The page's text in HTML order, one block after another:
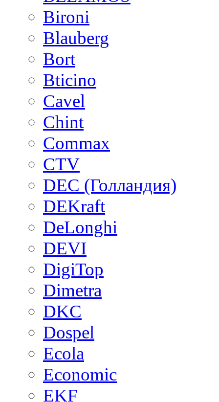
Bironi
Blauberg
Bort
Bticino
Cavel
Chint
Commax
CTV
DEC (Голландия)
DEKraft
DeLonghi
DEVI
DigiTop
Dimetra
DKC
Dospel
Ecola
Economic
EKF